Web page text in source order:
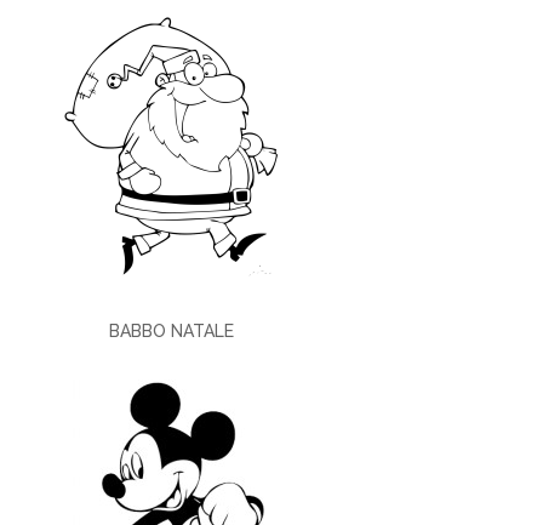
BABBO NATALE